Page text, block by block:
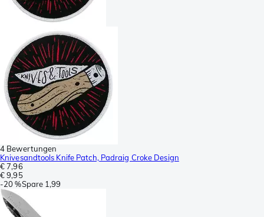
4 Bewertungen
Knivesandtools Knife Patch, Padraig Croke Design
€ 7,96
€ 9,95
-20 %Spare 1,99